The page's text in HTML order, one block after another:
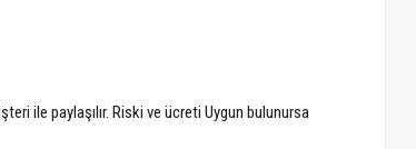
ile paylaşılır. Riski ve ücreti Uygun bulunursa